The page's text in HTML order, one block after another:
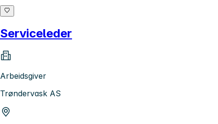
Serviceleder
Arbeidsgiver
Trøndervask AS